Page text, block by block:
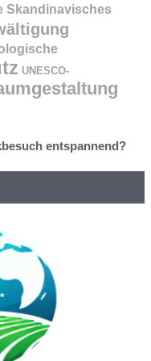
Skandinavisches
UNESCO-
entspannend?